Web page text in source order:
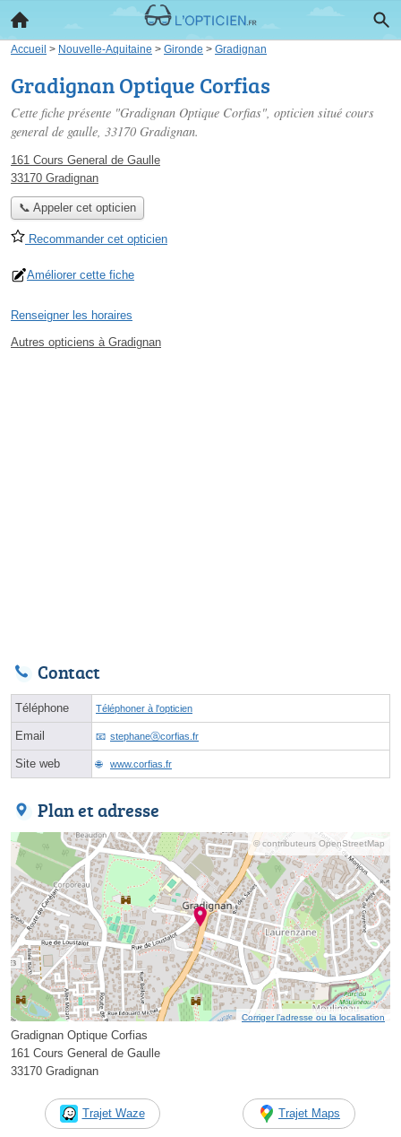
Accueil > Nouvelle-Aquitaine > Gironde > Gradignan
Gradignan Optique Corfias
Cette fiche présente "Gradignan Optique Corfias", opticien situé cours
general de gaulle, 33170 Gradignan.
161 Cours General de Gaulle
33170 Gradignan
📞 Appeler cet opticien
Recommander cet opticien
Améliorer cette fiche
Renseigner les horaires
Autres opticiens à Gradignan
Contact
Téléphone Téléphoner à l'opticien
Email stephaneⓐcorfias.fr
Site web www.corfias.fr
Plan et adresse
© contributeurs OpenStreetMap
Corriger l’adresse ou la localisation
Gradignan Optique Corfias
161 Cours General de Gaulle
33170 Gradignan
Trajet Waze Trajet Maps